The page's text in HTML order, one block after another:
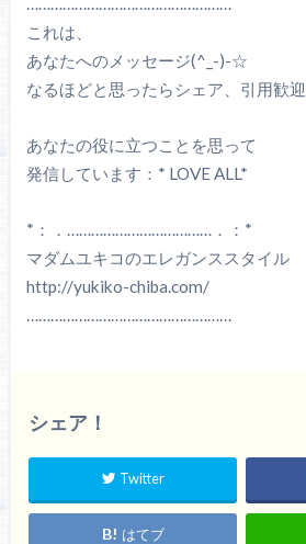
これは、
あなたへのメッセージ(^_-)-☆
なるほどと思ったらシェア、引用歓
あなたの役に立つことを思って
発信しています：* LOVE ALL*
*：．………………………………．：*
マダムユキコのエレガンススタイル
http://yukiko-chiba.com/
シェア！
Twitter
はてブ